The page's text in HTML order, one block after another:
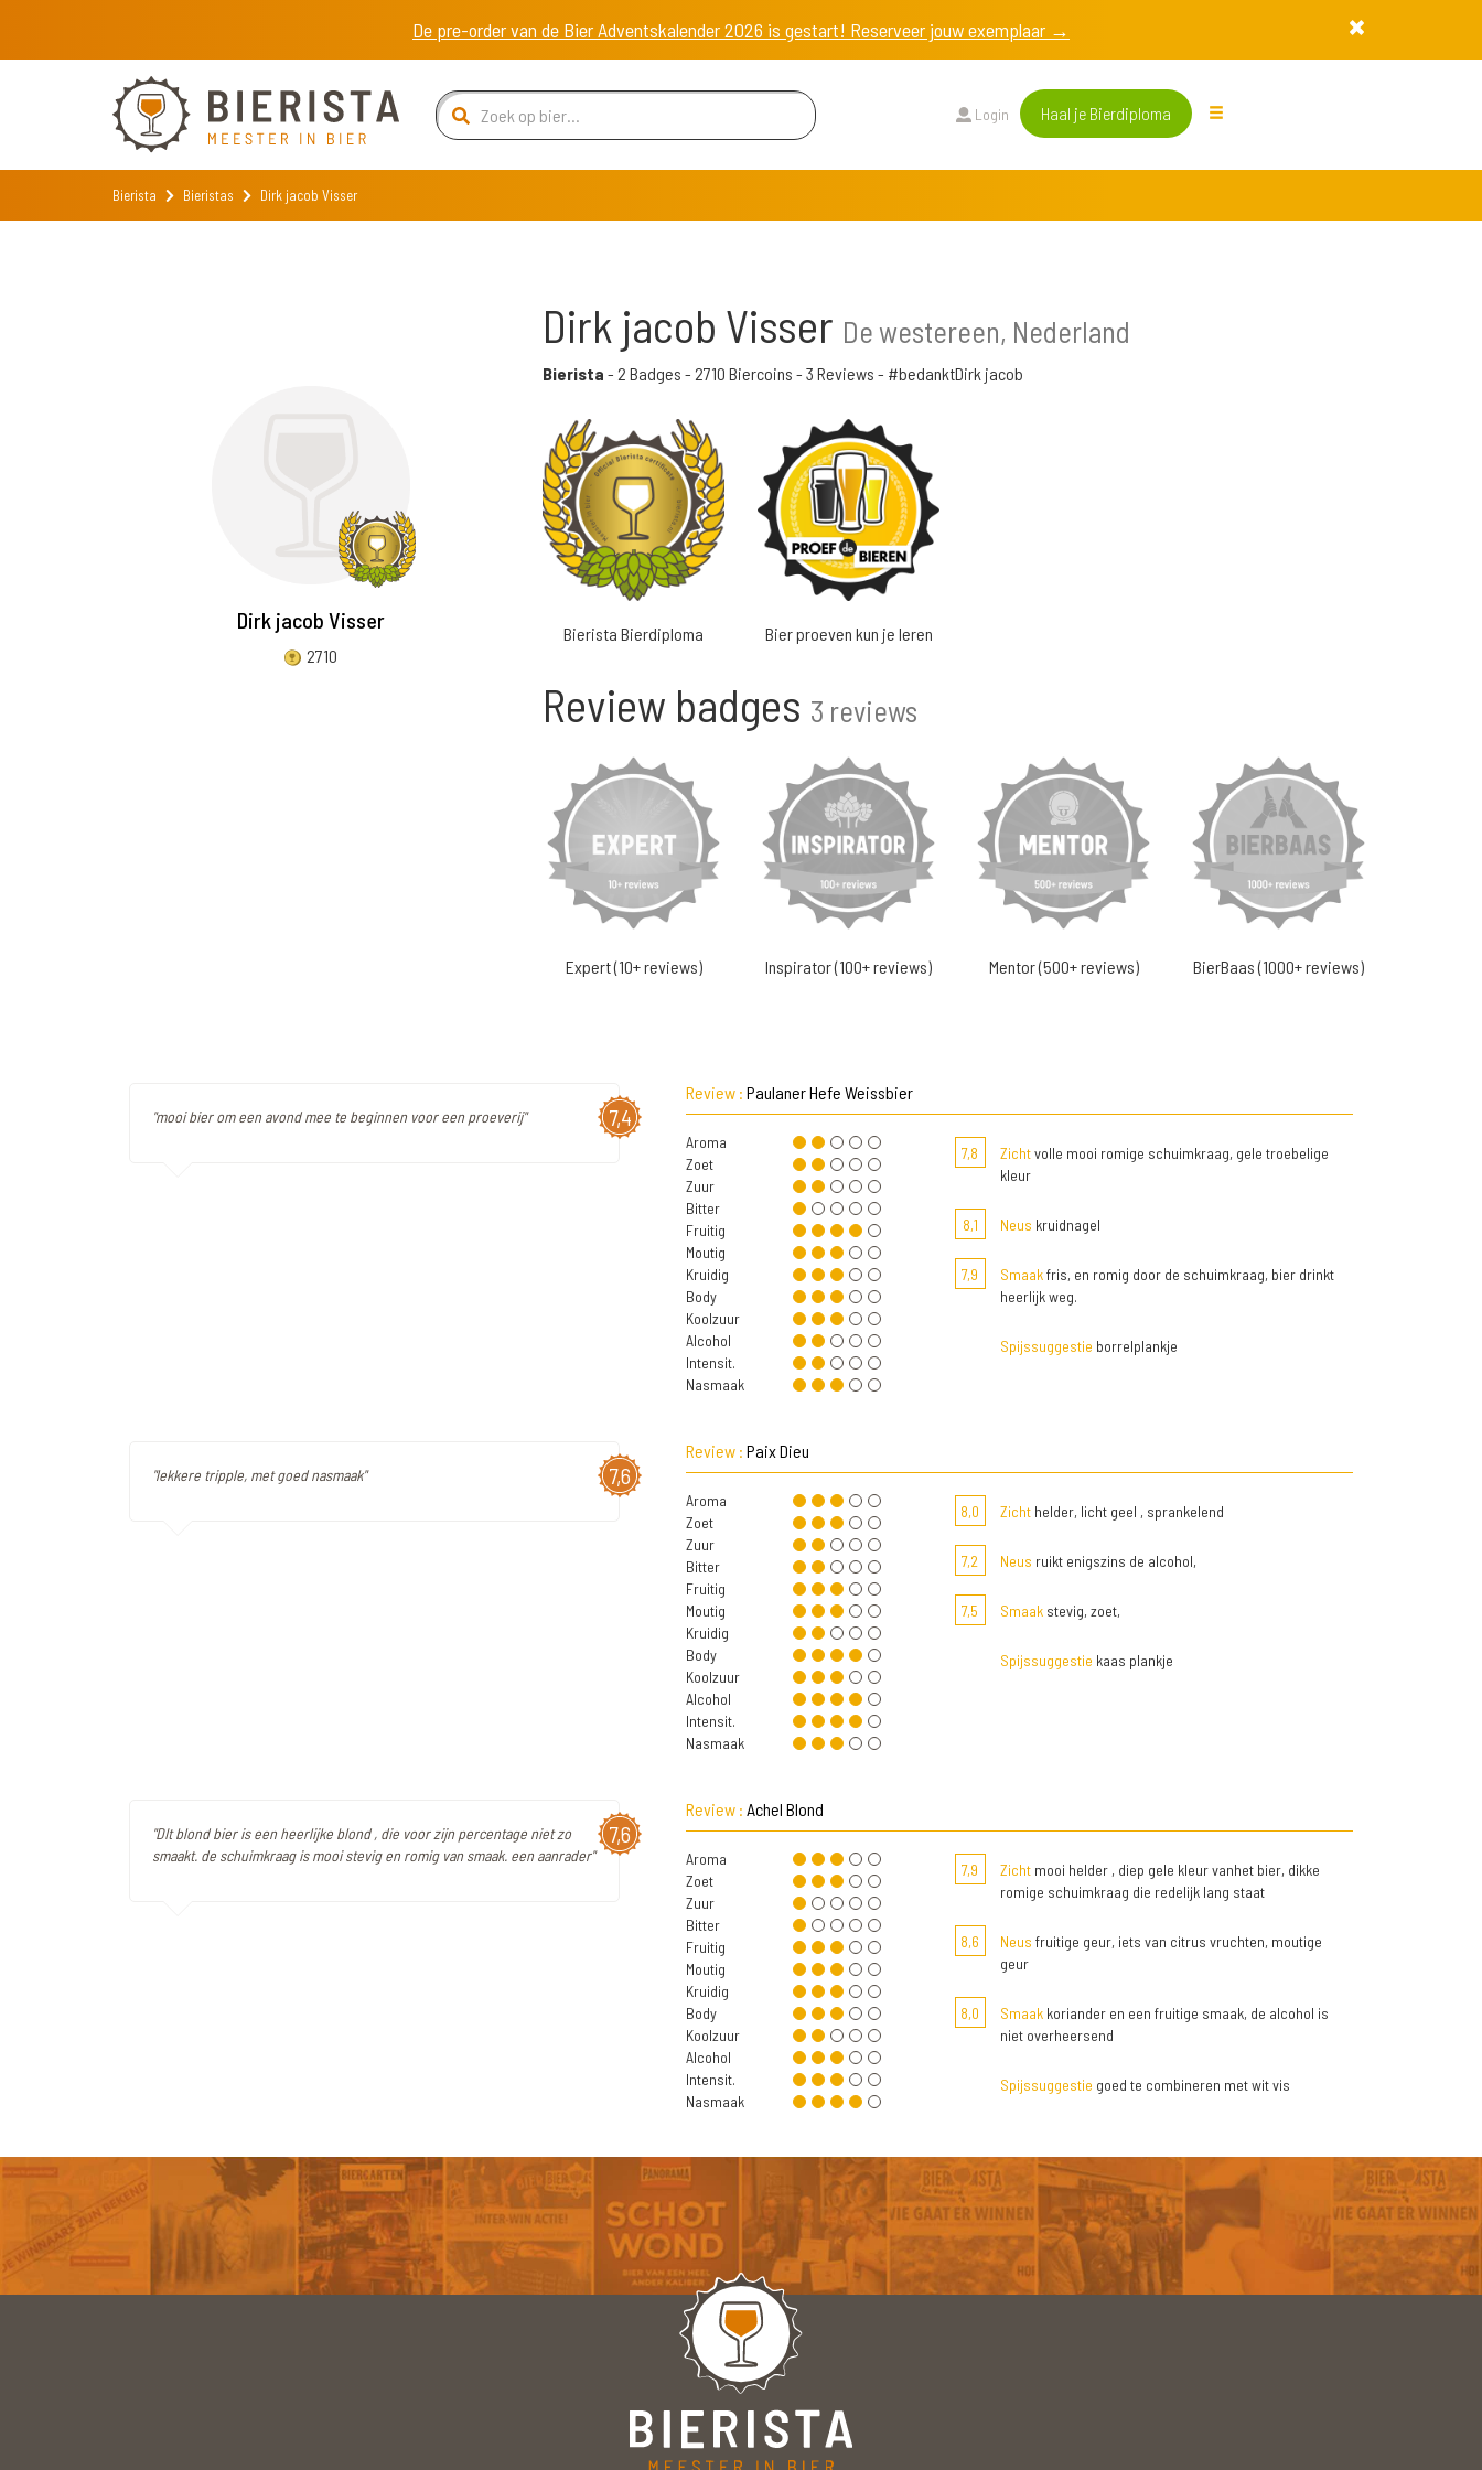
De pre-order van de Bier Adventskalender 2026 is gestart! Reserveer jouw exemplaar →
Login Haal je Bierdiploma
Bierista Bieristas Dirk jacob Visser
Dirk jacob Visser
2710
Dirk jacob Visser De westereen, Nederland
Bierista - 2 Badges - 2710 Biercoins - 3 Reviews - #bedanktDirk jacob
Bierista Bierdiploma Bier proeven kun je leren
Review badges 3 reviews
Expert (10+ reviews) Inspirator (100+ reviews) Mentor (500+ reviews) BierBaas (1000+ reviews)
7,4
"mooi bier om een avond mee te beginnen voor een proeverij"
Review : Paulaner Hefe Weissbier
Aroma
Zoet
Zuur
Bitter
Fruitig
Moutig
Kruidig
Body
Koolzuur
Alcohol
Intensit.
Nasmaak
7,8 Zichtvolle mooi romige schuimkraag, gele troebelige
kleur
8,1 Neus kruidnagel
7,9 Smaakfris, en romig door de schuimkraag, bier drinkt
heerlijk weg.
Spijssuggestie borrelplankje
7,6
"lekkere tripple, met goed nasmaak"
Review : Paix Dieu
Aroma
Zoet
Zuur
Bitter
Fruitig
Moutig
Kruidig
Body
Koolzuur
Alcohol
Intensit.
Nasmaak
8,0 Zichthelder, licht geel , sprankelend
7,2 Neus ruikt enigszins de alcohol,
7,5 Smaakstevig, zoet,
Spijssuggestie kaas plankje
7,6
"DIt blond bier is een heerlijke blond , die voor zijn percentage niet zo
smaakt. de schuimkraag is mooi stevig en romig van smaak. een aanrader"
Review : Achel Blond
Aroma
Zoet
Zuur
Bitter
Fruitig
Moutig
Kruidig
Body
Koolzuur
Alcohol
Intensit.
Nasmaak
7,9 Zichtmooi helder , diep gele kleur vanhet bier, dikke
romige schuimkraag die redelijk lang staat
8,6 Neus fruitige geur, iets van citrus vruchten, moutige
geur
8,0 Smaakkoriander en een fruitige smaak, de alcohol is
niet overheersend
Spijssuggestie goed te combineren met wit vis